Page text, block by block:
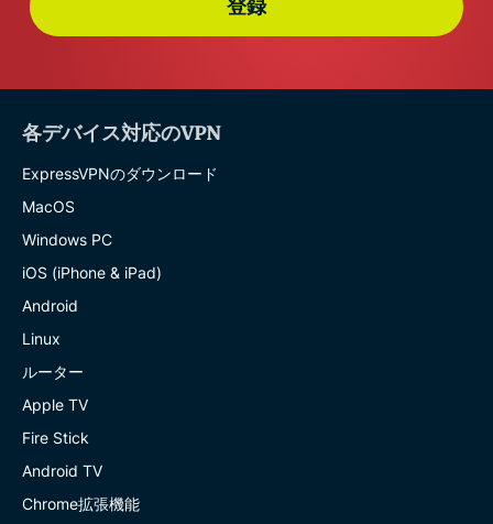
登録
各デバイス対応のVPN
ExpressVPNのダウンロード
MacOS
Windows PC
iOS (iPhone & iPad)
Android
Linux
ルーター
Apple TV
Fire Stick
Android TV
Chrome拡張機能